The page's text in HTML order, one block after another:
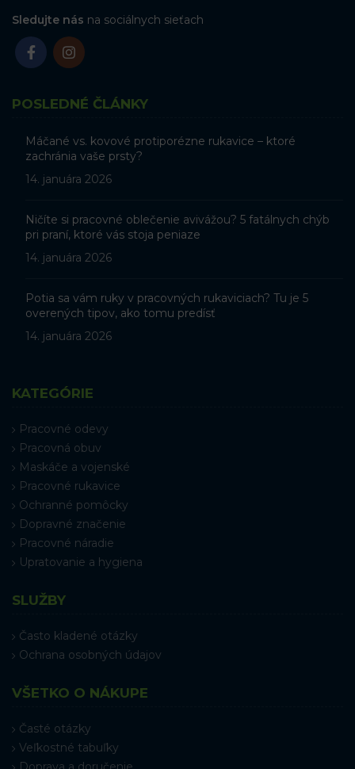
Sledujte nás na sociálnych sieťach
POSLEDNÉ ČLÁNKY
Máčané vs. kovové protiporézne rukavice – ktoré
zachránia vaše prsty?
14. januára 2026
Ničíte si pracovné oblečenie avivážou? 5 fatálnych chýb
pri praní, ktoré vás stoja peniaze
14. januára 2026
Potia sa vám ruky v pracovných rukaviciach? Tu je 5
overených tipov, ako tomu predísť
14. januára 2026
KATEGÓRIE
Pracovné odevy
Pracovná obuv
Maskáče a vojenské
Pracovné rukavice
Ochranné pomôcky
Dopravné značenie
Pracovné náradie
Upratovanie a hygiena
SLUŽBY
Často kladené otázky
Ochrana osobných údajov
VŠETKO O NÁKUPE
Časté otázky
Veľkostné tabuľky